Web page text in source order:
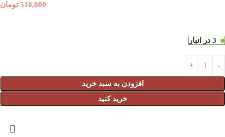
510,000 تومان
3 در انبار
افزودن به سبد خرید
خرید کنید